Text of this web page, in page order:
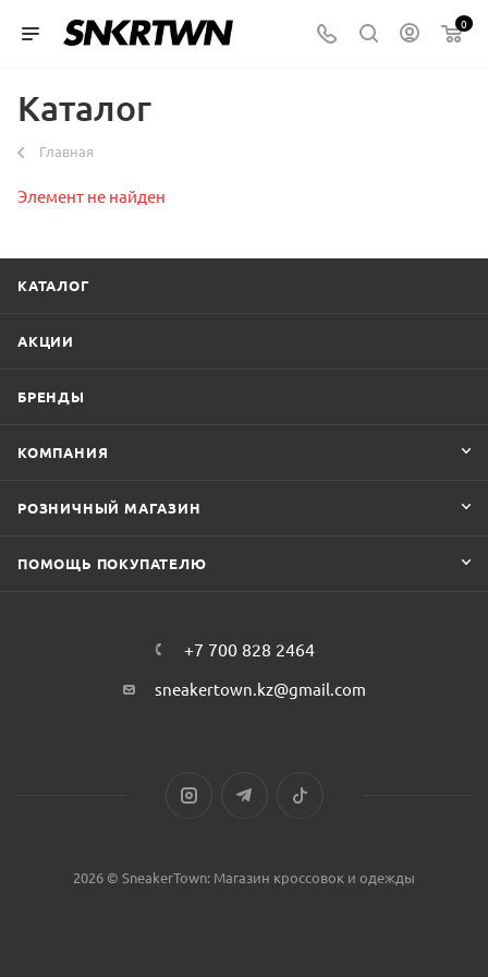
0
Каталог
Главная
Элемент не найден
КАТАЛОГ
АКЦИИ
БРЕНДЫ
КОМПАНИЯ
РОЗНИЧНЫЙ МАГАЗИН
ПОМОЩЬ ПОКУПАТЕЛЮ
+7 700 828 2464
sneakertown.kz@gmail.com
2026 © SneakerTown: Магазин кроссовок и одежды